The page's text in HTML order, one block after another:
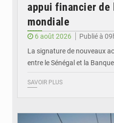
appui financier de
mondiale
6 août 2026
Publié à
La signature de nouveaux
entre le Sénégal et la
SAVOIR PLUS